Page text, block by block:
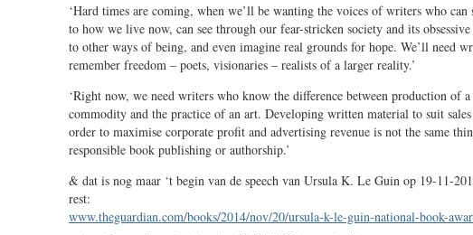
‘Hard times are coming, when we’ll be wanting the voices of writers who can
to how we live now, can see through our fear-stricken society and its
to other ways of being, and even imagine real grounds for hope. We’ll need
remember freedom – poets, visionaries – realists of a larger reality.’
‘Right now, we need writers who know the difference between production of
commodity and the practice of an art. Developing written material to suit sales
order to maximise corporate profit and advertising revenue is not the same
responsible book publishing or authorship.’
& dat is nog maar ‘t begin van de speech van Ursula K. Le Guin op 19-11-
rest:
www.theguardian.com/books/2014/nov/20/ursula-k-le-guin-national-book-